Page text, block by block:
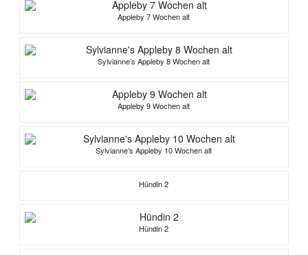
Appleby 7 Wochen alt
Sylvianne’s Appleby 8 Wochen alt
Appleby 9 Wochen alt
Sylvianne’s Appleby 10 Wochen alt
Hündin 2
Hündin 2